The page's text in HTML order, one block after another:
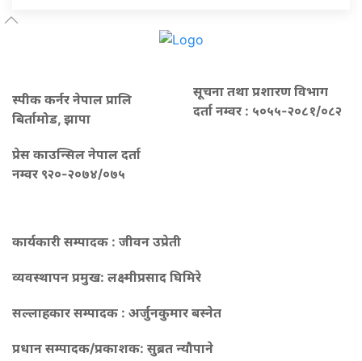
स्पीक कर्नर नेपाल प्रालि
बिर्तामोड, झापा
प्रेस काउन्सिल नेपाल दर्ता
नम्वर ९२०-२०७४/०७५
सूचना तथा प्रशारण विभाग
दर्ता नम्वर : ५०५५-२०८१/०८२
कार्यकारी सम्पादक : जीवन उप्रेती
व्यवस्थापन प्रमुख: लक्ष्मीप्रसाद घिमिरे
सल्लाहकार सम्पादक : अर्जुनकुमार बस्नेत
प्रधान सम्पादक/प्रकाशक: सुब्रत न्यौपाने